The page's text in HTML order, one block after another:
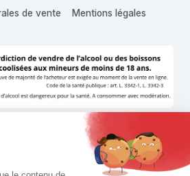
de vente Mentions légales
pour la santé, à consommer
Vins Shop • Tous droits réservés